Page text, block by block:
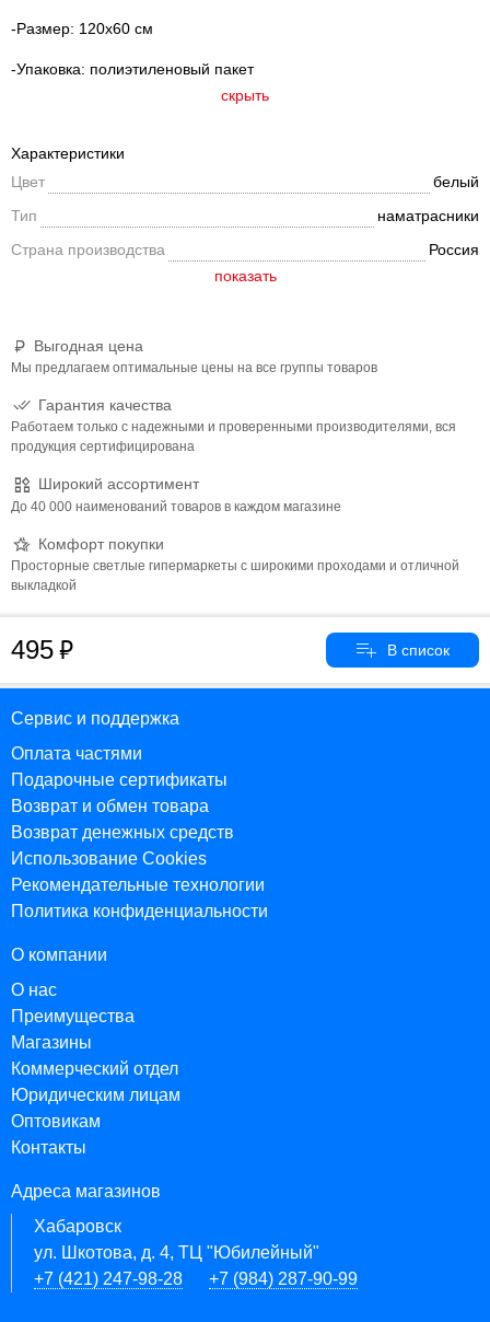
-Размер: 120х60 см
-Упаковка: полиэтиленовый пакет
скрыть
Выгодная цена
Мы предлагаем оптимальные цены на все группы товаров
Гарантия качества
Работаем только с надежными и проверенными производителями, вся
продукция сертифицирована
Широкий ассортимент
До 40 000 наименований товаров в каждом магазине
Комфорт покупки
Просторные светлые гипермаркеты с широкими проходами и отличной
выкладкой
Характеристики
Цвет
белый
Тип
наматрасники
Страна производства
Россия
495
Сервис и поддержка
Оплата частями
Подарочные сертификаты
Возврат и обмен товара
Возврат денежных средств
Использование Cookies
Рекомендательные технологии
Политика конфиденциальности
О компании
О нас
Преимущества
Магазины
Коммерческий отдел
Юридическим лицам
Оптовикам
Контакты
Адреса магазинов
Хабаровск
ул. Шкотова, д. 4, ТЦ "Юбилейный"
+7 (421) 247-98-28
+7 (984) 287-90-99